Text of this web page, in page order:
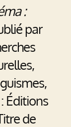
:
par
Éditions
de